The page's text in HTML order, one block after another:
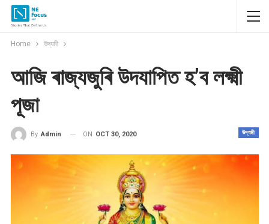
Home উদ্যমী
আজি ৰাজ্যজুৰি উদযাপিত হ’ব লক্ষ্মী
পূজা
উদ্যমী
By Admin ON OCT 30, 2020